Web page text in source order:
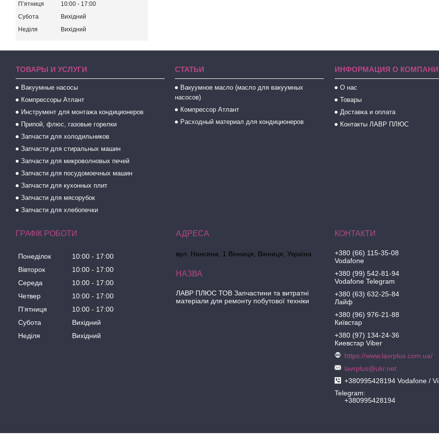
Пʼятниця 10:00
17:00
Субота
Вихідний
Неділя
Вихідний
ТОВАРЫ И УСЛУГИ
Вакуумные насосы
Компрессоры Атлант
Инструмент для монтажа кондиционеров
Припой, флюс, газовые горелки
Запчасти для холодильников
Запчасти для стиральных машин
Запчасти для микроволновых печей
Запчасти для посудомоечных машин
Запчасти для кухонных плит
Запчасти для мясорубок
Запчасти для хлебопечки
СТАТЬИ
Вакуумное масло (масло для вакуумных
насосов)
Компрессор Атлант
Расходный материал для кондиционеров
ИНФОРМАЦИЯ О
О нас
Товары
Доставка и оплата
Контакты ЛАВР ПЛЮС
ГРАФІК РОБОТИ
Понеділок 10:00
17:00
Вівторок
10:00
17:00
Середа
10:00
17:00
Четвер
10:00
17:00
Пʼятниця
10:00
17:00
Субота
Вихідний
Неділя
Вихідний
вул. Нансена, 1 Вінниця, Вінниця, Україна
ЛАВР ПЛЮС ТОВ Запчастини та витратні
матеріали для ремонту побутової техніки
+380 (66) 115-35-08
Vodafone
+380 (99) 542-81-94
Vodafone Telegram
+380 (63) 632-25-84
Лайф
+380 (96) 976-21-88
Київстар
+380 (97) 134-24-36
Киевстар Viber
https://www.lavrplus.com.ua/
lavrplus@ukr.net
+380995428194 Vodafone /
Telegram
+380995428194